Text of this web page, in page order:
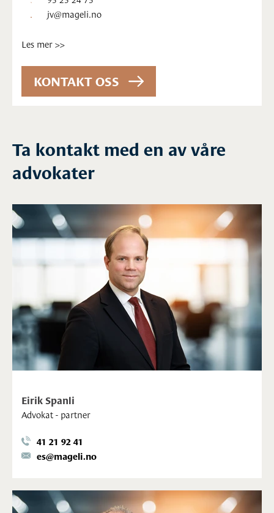
jv@mageli.no
Les mer >>
Ta kontakt med en av våre
advokater
Eirik Spanli
Advokat - partner
41 21 92 41
es@mageli.no